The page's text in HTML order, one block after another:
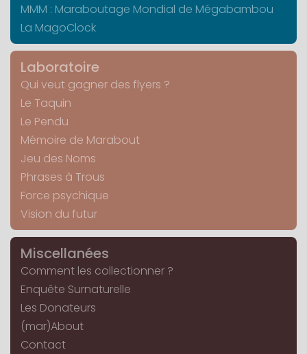
MMM : Maraboutage Mondial de Mégabambou
La MagoClock
Laboratoire
Qui veut gagner des flyers ?
Le Taquin
Le Pendu
Mémoire de Marabout
Jeu des Noms
Phrases à Trous
Force psychique
Vision du futur
Miscellanées
Comment les collectionner ?
Enquête Surnaturelle
Les Donateurs
(mar)About
Contact